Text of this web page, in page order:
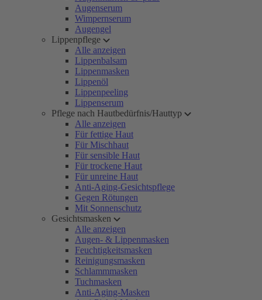
Augenserum
Wimpernserum
Augengel
Lippenpflege
Alle anzeigen
Lippenbalsam
Lippenmasken
Lippenöl
Lippenpeeling
Lippenserum
Pflege nach Hautbedürfnis/Hauttyp
Alle anzeigen
Für fettige Haut
Für Mischhaut
Für sensible Haut
Für trockene Haut
Für unreine Haut
Anti-Aging-Gesichtspflege
Gegen Rötungen
Mit Sonnenschutz
Gesichtsmasken
Alle anzeigen
Augen- & Lippenmasken
Feuchtigkeitsmasken
Reinigungsmasken
Schlammmasken
Tuchmasken
Anti-Aging-Masken